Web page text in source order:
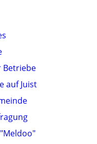
Betriebe
auf Juist